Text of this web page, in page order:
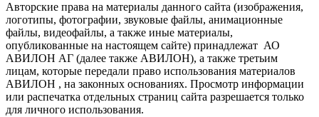
Авторские права на материалы данного сайта (изображения,
логотипы, фотографии, звуковые файлы, анимационные
файлы, видеофайлы, а также иные материалы,
опубликованные на настоящем сайте) принадлежат АО
АВИЛОН АГ (далее также АВИЛОН), а также третьим
лицам, которые передали право использования материалов
АВИЛОН , на законных основаниях. Просмотр информации
или распечатка отдельных страниц сайта разрешается только
для личного использования.